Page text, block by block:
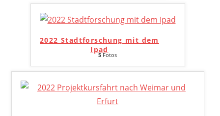
2022 Stadtforschung mit dem
Ipad
5Fotos